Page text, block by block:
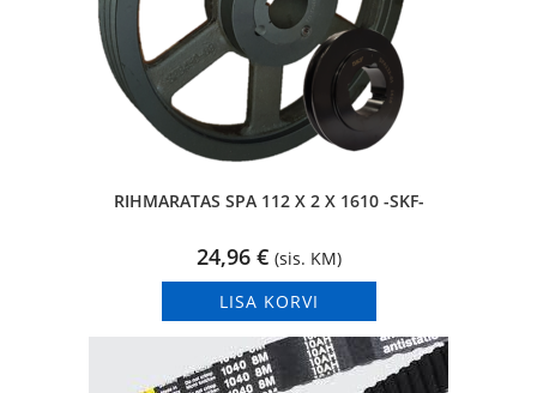
RIHMARATAS SPA 112 X 2 X 1610 -SKF-
24,96 € (sis. KM)
LISA KORVI